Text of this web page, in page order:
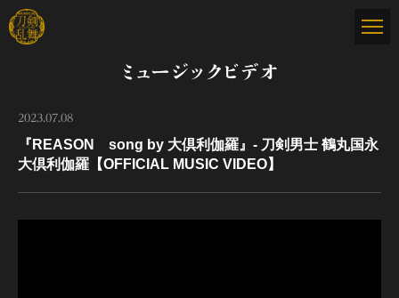
ミュージックビデオ
2023.07.08
『REASON song by 大倶利伽羅』- 刀剣男士 鶴丸国永
大倶利伽羅【OFFICIAL MUSIC VIDEO】